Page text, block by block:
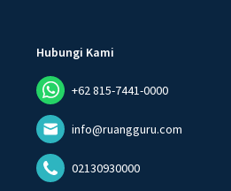
Hubungi Kami
+62 815-7441-0000
info@ruangguru.com
02130930000